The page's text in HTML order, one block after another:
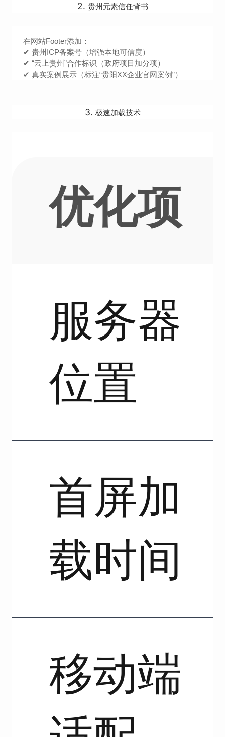
2. 贵州元素信任背书
在网站Footer添加：
✔ 贵州ICP备案号（增强本地可信度）
✔ “云上贵州”合作标识（政府项目加分项）
✔ 真实案例展示（标注“贵阳XX企业官网案例”）
3. 极速加载技术
优化项
服务器
位置
首屏加
载时间
移动端